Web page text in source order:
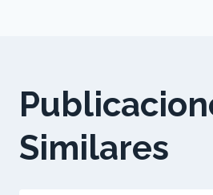
Similares